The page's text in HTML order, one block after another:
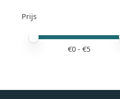
Prijs
Minimale prijswaarde
Price maximum value
€0- €5